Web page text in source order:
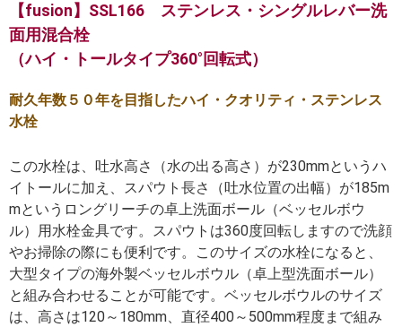
【fusion】SSL166 ステンレス・シングルレバー洗
面用混合栓
（ハイ・トールタイプ360°回転式）
耐久年数５０年を目指したハイ・クオリティ・ステンレス
水栓
この水栓は、吐水高さ（水の出る高さ）が230mmというハ
イトールに加え、スパウト長さ（吐水位置の出幅）が185m
mというロングリーチの卓上洗面ボール（ベッセルボウ
ル）用水栓金具です。スパウトは360度回転しますので洗顔
やお掃除の際にも便利です。このサイズの水栓になると、
大型タイプの海外製ベッセルボウル（卓上型洗面ボール）
と組み合わせることが可能です。ベッセルボウルのサイズ
は、高さは120～180mm、直径400～500mm程度まで組み